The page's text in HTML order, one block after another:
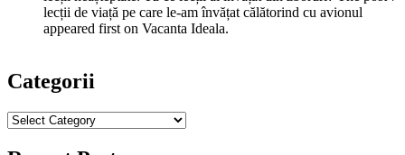
lecții de viață pe care le-am învățat călătorind cu avionul
appeared first on Vacanta Ideala.
Categorii
Categorii